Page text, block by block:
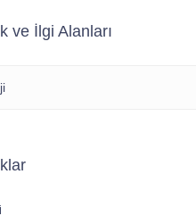
ve İlgi Alanları